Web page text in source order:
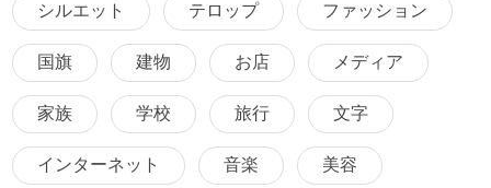
シルエット テロップ ファッション
国旗 建物 お店 メディア
家族 学校 旅行 文字
インターネット 音楽 美容